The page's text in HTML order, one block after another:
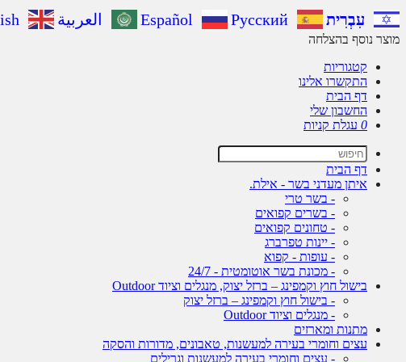
עִבְרִית Español Русский العربية
מוצר נוסף בהצלחה
קטגוריות
התקשרו אלינו
דף הבית
החשבון שלי
0 עגלת קניות
דף הבית
איתן מעדני בשר - אילת.
- בשר טרי
- בשרים קפואים
- טחונים קפואים
- יינות טפרברג
- עופות - קפוא
- מכונת בשר אוטומטית - 24/7
בישול חוץ וקמפינג – ברזל יצוק, מנגלים וציוד Outdoor
- בישול חוץ וקמפינג – ברזל יצוק
- מנגלים וציוד Outdoor
מתנות ומארזים
עצים וחומרי בעירה למעשנות, טאבונים, מדורות והסקה
- עצים וחומרי בעירה למעשנות וגרילים